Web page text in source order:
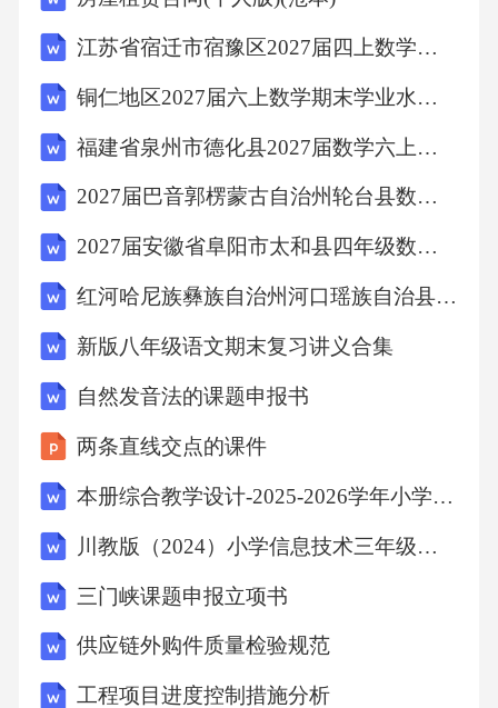
在社会价值层面，本项目的研究成果对于维护
国家安全、促进社会和谐稳定具有重要意义。
国计民生的社会问题。一旦供应链断裂，不仅
会导致经济损失，还可能引发社会恐慌、失业
增加、民生保障困难等一系列社会问题。例
响了疫情防控效果和民众生命健康安全。本项
目通过研究区域协同风险管理机制，有助于提
升政府应对供应链危机的决策能力，完善应急
管理体系的韧性建设。研究成果可以为政府制
推动关键技术研发、完善应急物资储备等，从
而增强社会抵御风险的能力。此外，通过构建
风险共担机制，有助于缓解国际社会在危机面
江苏省宿迁市宿豫区2027届四上数学期末联考模拟试题含解析
铜仁地区2027届六上数学期末学业水平测试试题含解析
福建省泉州市德化县2027届数学六上期末考试模拟试题含解析
2027届巴音郭楞蒙古自治州轮台县数学六上期末联考试题含解析
2027届安徽省阜阳市太和县四年级数学第一学期期末学业质量监测模拟试题含解析
红河哈尼族彝族自治州河口瑶族自治县2027届六上数学期末联考试题含解析
新版八年级语文期末复习讲义合集
自然发音法的课题申报书
两条直线交点的课件
本册综合教学设计-2025-2026学年小学综合实践活动一年级下册冀少版
川教版（2024）小学信息技术三年级上册《作品在线共分享》教学设计
三门峡课题申报立项书
供应链外购件质量检验规范
工程项目进度控制措施分析